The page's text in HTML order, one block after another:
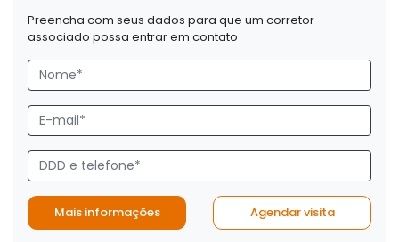
Preencha com seus dados para que um corretor
associado possa entrar em contato
Mais informações Agendar visita